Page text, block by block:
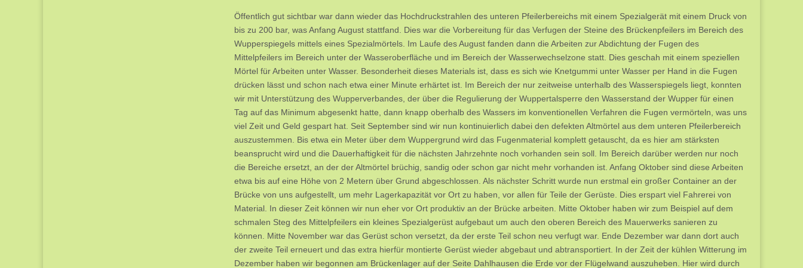
Öffentlich gut sichtbar war dann wieder das Hochdruckstrahlen des unteren Pfeilerbereichs mit einem Spezialgerät mit einem Druck von
bis zu 200 bar, was Anfang August stattfand. Dies war die Vorbereitung für das Verfugen der Steine des Brückenpfeilers im Bereich des
Wupperspiegels mittels eines Spezialmörtels. Im Laufe des August fanden dann die Arbeiten zur Abdichtung der Fugen des
Mittelpfeilers im Bereich unter der Wasseroberfläche und im Bereich der Wasserwechselzone statt. Dies geschah mit einem speziellen
Mörtel für Arbeiten unter Wasser. Besonderheit dieses Materials ist, dass es sich wie Knetgummi unter Wasser per Hand in die Fugen
drücken lässt und schon nach etwa einer Minute erhärtet ist. Im Bereich der nur zeitweise unterhalb des Wasserspiegels liegt, konnten
wir mit Unterstützung des Wupperverbandes, der über die Regulierung der Wuppertalsperre den Wasserstand der Wupper für einen
Tag auf das Minimum abgesenkt hatte, dann knapp oberhalb des Wassers im konventionellen Verfahren die Fugen vermörteln, was uns
viel Zeit und Geld gespart hat. Seit September sind wir nun kontinuierlich dabei den defekten Altmörtel aus dem unteren Pfeilerbereich
auszustemmen. Bis etwa ein Meter über dem Wuppergrund wird das Fugenmaterial komplett getauscht, da es hier am stärksten
beansprucht wird und die Dauerhaftigkeit für die nächsten Jahrzehnte noch vorhanden sein soll. Im Bereich darüber werden nur noch
die Bereiche ersetzt, an der der Altmörtel brüchig, sandig oder schon gar nicht mehr vorhanden ist. Anfang Oktober sind diese Arbeiten
etwa bis auf eine Höhe von 2 Metern über Grund abgeschlossen. Als nächster Schritt wurde nun erstmal ein großer Container an der
Brücke von uns aufgestellt, um mehr Lagerkapazität vor Ort zu haben, vor allen für Teile der Gerüste. Dies erspart viel Fahrerei von
Material. In dieser Zeit können wir nun eher vor Ort produktiv an der Brücke arbeiten. Mitte Oktober haben wir zum Beispiel auf dem
schmalen Steg des Mittelpfeilers ein kleines Spezialgerüst aufgebaut um auch den oberen Bereich des Mauerwerks sanieren zu
können. Mitte November war das Gerüst schon versetzt, da der erste Teil schon neu verfugt war. Ende Dezember war dann dort auch
der zweite Teil erneuert und das extra hierfür montierte Gerüst wieder abgebaut und abtransportiert. In der Zeit der kühlen Witterung im
Dezember haben wir begonnen am Brückenlager auf der Seite Dahlhausen die Erde vor der Flügelwand auszuheben. Hier wird durch